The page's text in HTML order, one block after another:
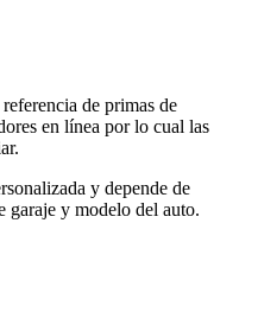
de primas de
en línea por lo cual las
y depende de
garaje y modelo del auto.